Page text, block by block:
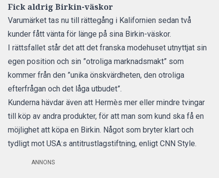
Fick aldrig Birkin-väskor
Varumärket tas nu till rättegång i Kalifornien sedan två
kunder fått vänta för länge på sina Birkin-väskor.
I rättsfallet står det att det franska modehuset utnyttjat sin
egen position och sin ”otroliga marknadsmakt” som
kommer från den ”unika önskvärdheten, den otroliga
efterfrågan och det låga utbudet”.
Kunderna hävdar även att Hermès mer eller mindre tvingar
till köp av andra produkter, för att man som kund ska få en
möjlighet att köpa en Birkin. Något som bryter klart och
tydligt mot USA:s antitrustlagstiftning, enligt CNN Style.
ANNONS